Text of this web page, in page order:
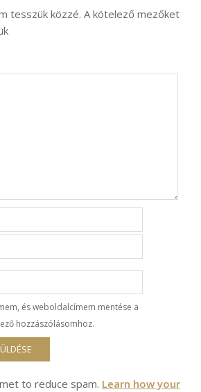
tesszük közzé. A kötelező mezőket
és weboldalcímem mentése a
hozzászólásomhoz.
to reduce spam. Learn how your